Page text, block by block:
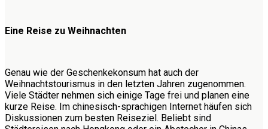
Eine Reise zu Weihnachten
Genau wie der Geschenkekonsum hat auch der
Weihnachtstourismus in den letzten Jahren zugenommen.
Viele Städter nehmen sich einige Tage frei und planen eine
kurze Reise. Im chinesisch-sprachigen Internet häufen sich
Diskussionen zum besten Reiseziel. Beliebt sind